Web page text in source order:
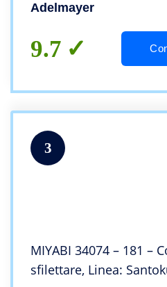
Scamosciato
Adelmayer
9.7
3
MIYABI 34074 – 181 –
sfilettare, Linea: